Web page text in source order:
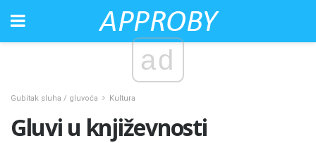
ad
Gubitak sluha / gluvoća Kultura
Gluvi u književnosti